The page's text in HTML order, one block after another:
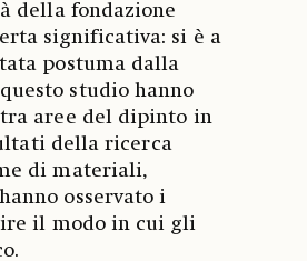
della fondazione
significativa: si è a
postuma dalla
studio hanno
aree del dipinto in
della ricerca
di materiali,
osservato i
il modo in cui gli